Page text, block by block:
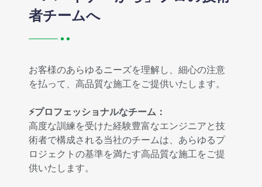
者チームへ
お客様のあらゆるニーズを理解し、細心の注意
を払って、高品質な施工をご提供いたします。
⚡プロフェッショナルなチーム：
高度な訓練を受けた経験豊富なエンジニアと技
術者で構成される当社のチームは、あらゆるプ
ロジェクトの基準を満たす高品質な施工をご提
供いたします。